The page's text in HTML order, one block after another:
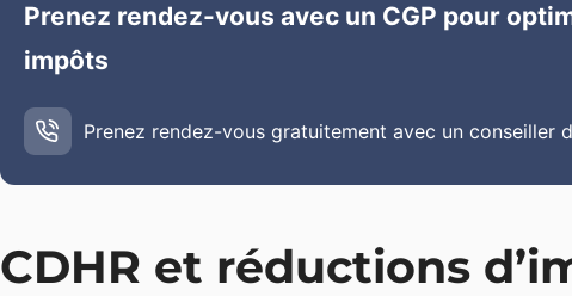
Prenez rendez-vous avec un CGP pour
impôts
Prenez rendez-vous gratuitement avec un conseiller
CDHR et réductions